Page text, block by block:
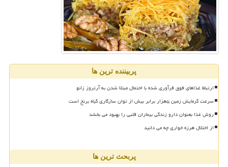
پربیننده ترین ها
ارتباط غذاهای فوق فرآوری شده با احتمال مبتلا شدن به آرتروز زانو
سرعت گرمایش زمین ۵هزار برابر بیش از توان سازگاری گیاه برنج است
روش غذا بعنوان دارو زندگی بیماران قلبی را بهبود می بخشد
از اختلال هرزه خواری چه می دانید
پربحث ترین ها